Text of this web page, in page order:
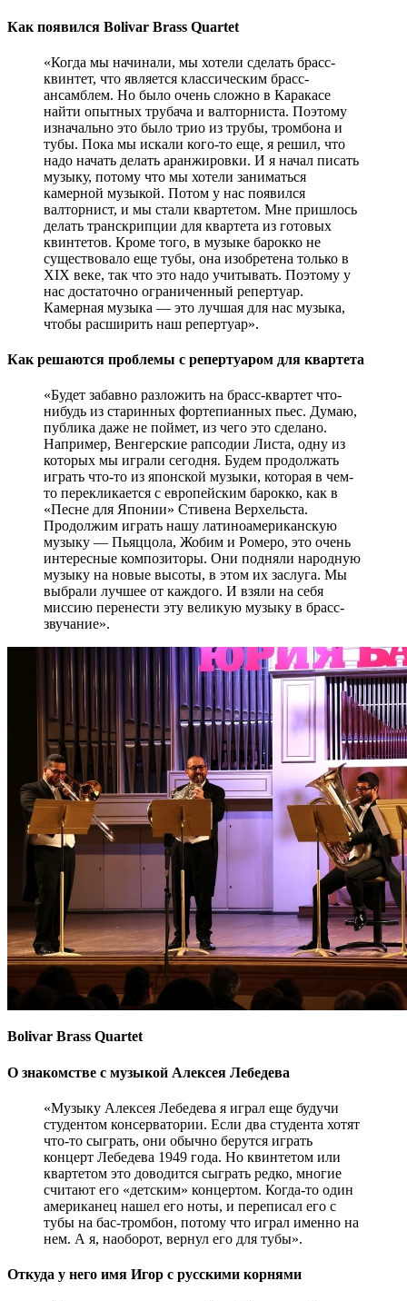
Как появился Bolivar Brass Quartet
«Когда мы начинали, мы хотели сделать брасс-
квинтет, что является классическим брасс-
ансамблем. Но было очень сложно в Каракасе
найти опытных трубача и валторниста. Поэтому
изначально это было трио из трубы, тромбона и
тубы. Пока мы искали кого-то еще, я решил, что
надо начать делать аранжировки. И я начал писать
музыку, потому что мы хотели заниматься
камерной музыкой. Потом у нас появился
валторнист, и мы стали квартетом. Мне пришлось
делать транскрипции для квартета из готовых
квинтетов. Кроме того, в музыке барокко не
существовало еще тубы, она изобретена только в
XIX веке, так что это надо учитывать. Поэтому у
нас достаточно ограниченный репертуар.
Камерная музыка — это лучшая для нас музыка,
чтобы расширить наш репертуар».
Как решаются проблемы с репертуаром для квартета
«Будет забавно разложить на брасс-квартет что-
нибудь из старинных фортепианных пьес. Думаю,
публика даже не поймет, из чего это сделано.
Например, Венгерские рапсодии Листа, одну из
которых мы играли сегодня. Будем продолжать
играть что-то из японской музыки, которая в чем-
то перекликается с европейским барокко, как в
«Песне для Японии» Стивена Верхельста.
Продолжим играть нашу латиноамериканскую
музыку — Пьяццола, Жобим и Ромеро, это очень
интересные композиторы. Они подняли народную
музыку на новые высоты, в этом их заслуга. Мы
выбрали лучшее от каждого. И взяли на себя
миссию перенести эту великую музыку в брасс-
звучание».
Bolivar Brass Quartet
О знакомстве с музыкой Алексея Лебедева
«Музыку Алексея Лебедева я играл еще будучи
студентом консерватории. Если два студента хотят
что-то сыграть, они обычно берутся играть
концерт Лебедева 1949 года. Но квинтетом или
квартетом это доводится сыграть редко, многие
считают его «детским» концертом. Когда-то один
американец нашел его ноты, и переписал его с
тубы на бас-тромбон, потому что играл именно на
нем. А я, наоборот, вернул его для тубы».
Откуда у него имя Игор с русскими корнями